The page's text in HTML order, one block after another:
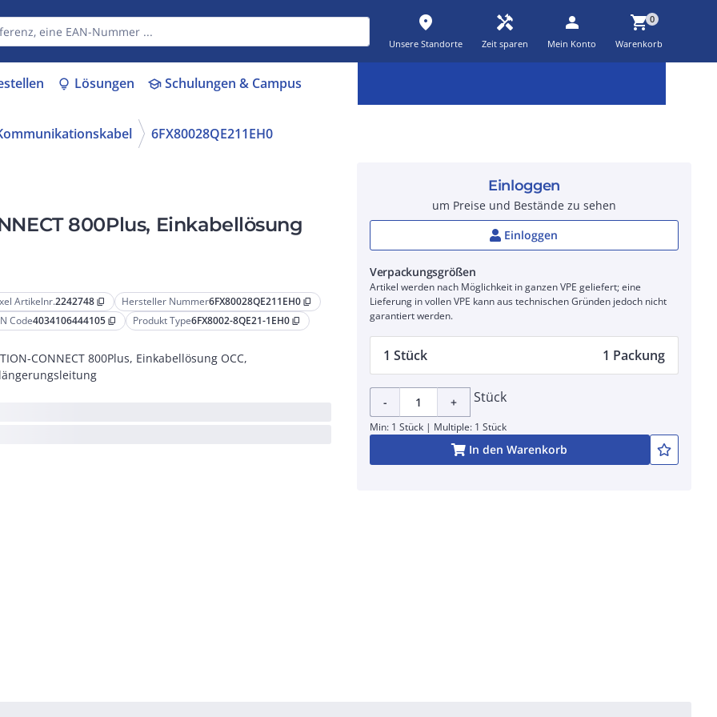
place
Unsere Standorte
handyman
Zeit sparen
person
Mein Konto
shopping_cart0
Warenkorb
lightbulb Lösungen schoolSchulungen & Campus
6FX80028QE211EH0
800Plus, Einkabellösung
Artikelnr.2242748 content_copy Hersteller Nummer6FX80028QE211EH0 content_copy
Code4034106444105 content_copy Produkt Type6FX8002-8QE21-1EH0 content_copy
CONNECT 800Plus, Einkabellösung OCC,
Einloggen
um Preise und Bestände zu sehen
Einloggen
Verpackungsgrößen
Artikel werden nach Möglichkeit in ganzen VPE geliefert; eine
Lieferung in vollen VPE kann aus technischen Gründen jedoch nicht
garantiert werden.
1 Stück 1 Packung
- + Stück
Min: 1 Stück | Multiple: 1 Stück
In den Warenkorb